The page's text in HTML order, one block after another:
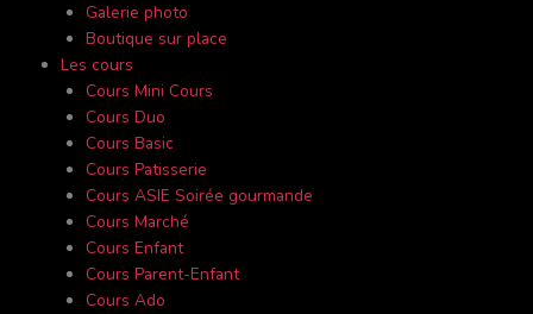
Galerie photo
Boutique sur place
Les cours
Cours Mini Cours
Cours Duo
Cours Basic
Cours Patisserie
Cours ASIE Soirée gourmande
Cours Marché
Cours Enfant
Cours Parent-Enfant
Cours Ado